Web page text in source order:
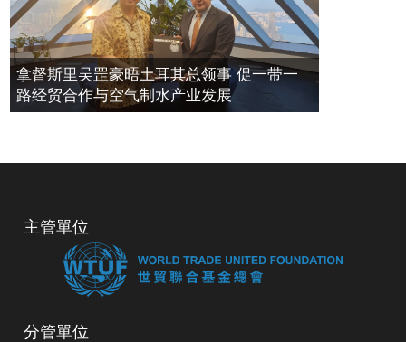
拿督斯里吴罡豪晤土耳其总领事 促一带一
路经贸合作与空气制水产业发展
主管單位
分管單位